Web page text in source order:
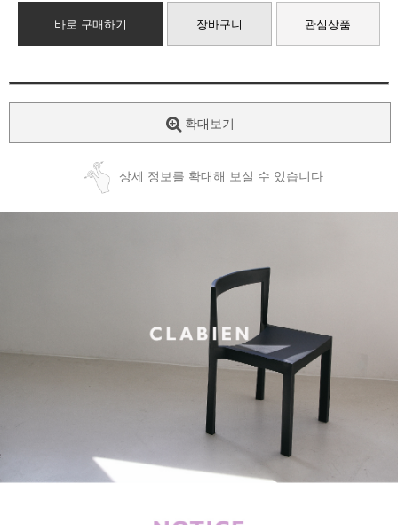
바로 구매하기 장바구니 관심상품
확대보기
상세 정보를 확대해 보실 수 있습니다